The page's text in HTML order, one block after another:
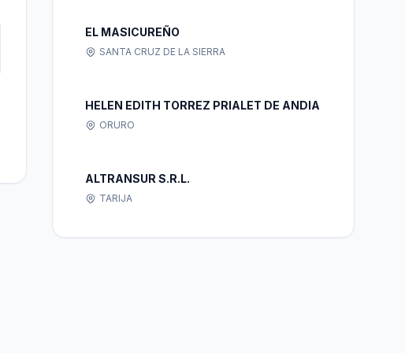
EL MASICUREÑO
SANTA CRUZ DE LA SIERRA
HELEN EDITH TORREZ PRIALET DE ANDIA
ORURO
ALTRANSUR S.R.L.
TARIJA